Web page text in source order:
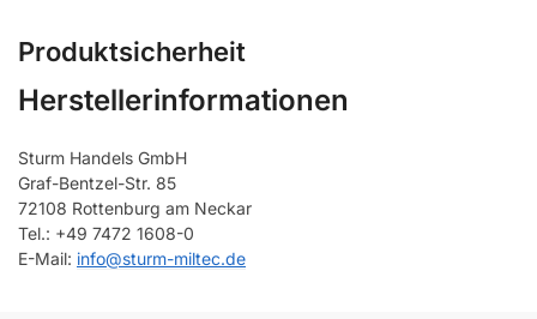
Produktsicherheit
Herstellerinformationen
Sturm Handels GmbH
Graf-Bentzel-Str. 85
72108 Rottenburg am Neckar
Tel.: +49 7472 1608-0
E-Mail: info@sturm-miltec.de